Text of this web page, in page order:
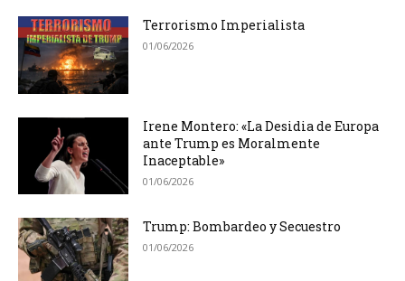
Terrorismo Imperialista
01/06/2026
Irene Montero: «La Desidia de Europa
ante Trump es Moralmente
Inaceptable»
01/06/2026
Trump: Bombardeo y Secuestro
01/06/2026